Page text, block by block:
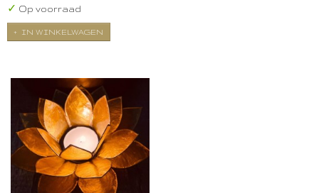
✓ Op voorraad
IN WINKELWAGEN